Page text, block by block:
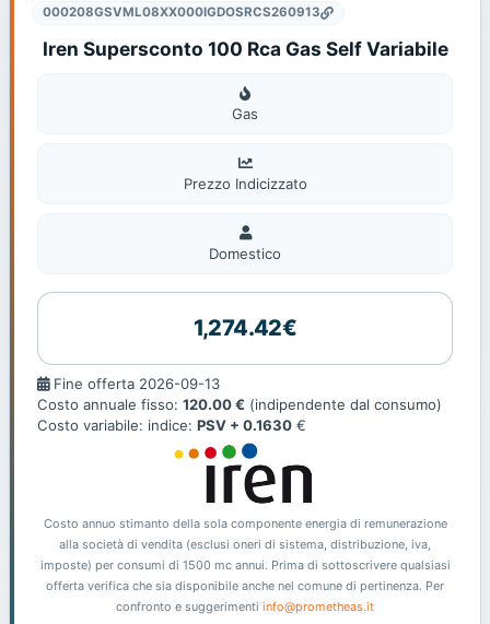
000208GSVML08XX000IGDOSRCS260913
Iren Supersconto 100 Rca Gas Self Variabile
Gas
Gas
Prezzo Indicizzato
Domestico
Domestico
1,274.42€
Fine
offerta
Fine offerta 2026-09-13
Costo annuale fisso: 120.00 € (indipendente dal consumo)
Costo variabile: indice: PSV + 0.1630 €
Costo annuo stimanto della sola componente energia di remunerazione
alla società di vendita (esclusi oneri di sistema, distribuzione, iva,
imposte) per consumi di 1500 mc annui. Prima di sottoscrivere qualsiasi
offerta verifica che sia disponibile anche nel comune di pertinenza. Per
confronto e suggerimenti info@prometheas.it